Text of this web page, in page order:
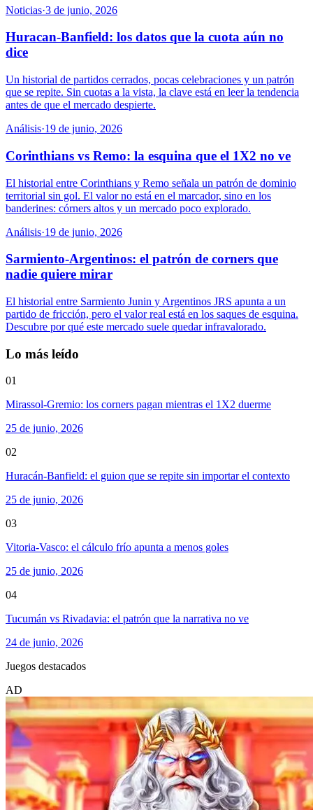
Noticias·3 de junio, 2026
Huracan-Banfield: los datos que la cuota aún no
dice
Un historial de partidos cerrados, pocas celebraciones y un patrón
que se repite. Sin cuotas a la vista, la clave está en leer la tendencia
antes de que el mercado despierte.
Análisis·19 de junio, 2026
Corinthians vs Remo: la esquina que el 1X2 no ve
El historial entre Corinthians y Remo señala un patrón de dominio
territorial sin gol. El valor no está en el marcador, sino en los
banderines: córners altos y un mercado poco explorado.
Análisis·19 de junio, 2026
Sarmiento-Argentinos: el patrón de corners que
nadie quiere mirar
El historial entre Sarmiento Junin y Argentinos JRS apunta a un
partido de fricción, pero el valor real está en los saques de esquina.
Descubre por qué este mercado suele quedar infravalorado.
Lo más leído
01
Mirassol-Gremio: los corners pagan mientras el 1X2 duerme
25 de junio, 2026
02
Huracán-Banfield: el guion que se repite sin importar el contexto
25 de junio, 2026
03
Vitoria-Vasco: el cálculo frío apunta a menos goles
25 de junio, 2026
04
Tucumán vs Rivadavia: el patrón que la narrativa no ve
24 de junio, 2026
Juegos destacados
AD